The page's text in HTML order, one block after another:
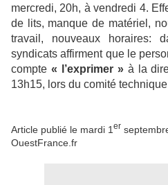
mercredi, 20h, à vendredi 4.
de lits, manque de matériel,
travail, nouveaux horaires:
syndicats affirment que le
compte « l’exprimer »à la
13h15, lors du comité
Article publié le mardi 1 er
OuestFrance.fr